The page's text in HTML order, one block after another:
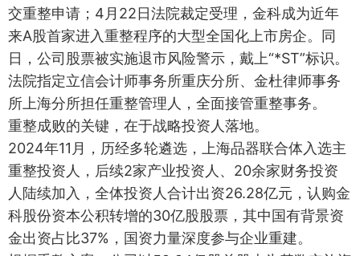
交重整申请；4月22日法院裁定受理，金科成为近年
来A股首家进入重整程序的大型全国化上市房企。同
日，公司股票被实施退市风险警示，戴上“*ST”标识。
法院指定立信会计师事务所重庆分所、金杜律师事务
所上海分所担任重整管理人，全面接管重整事务。
重整成败的关键，在于战略投资人落地。
2024年11月，历经多轮遴选，上海品器联合体入选主
重整投资人，后续2家产业投资人、20余家财务投资
人陆续加入，全体投资人合计出资26.28亿元，认购金
科股份资本公积转增的30亿股股票，其中国有背景资
金出资占比37%，国资力量深度参与企业重建。